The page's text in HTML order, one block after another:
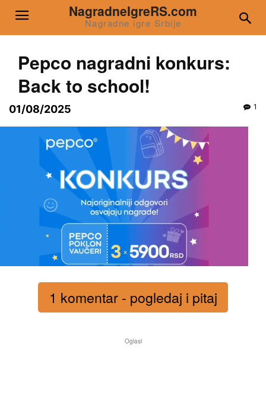
NagradneIgreRS.com
Nagradne igre Srbije
Pepco nagradni konkurs:
Back to school!
01/08/2025 1
1 komentar - pogledaj i pitaj
Oglasi